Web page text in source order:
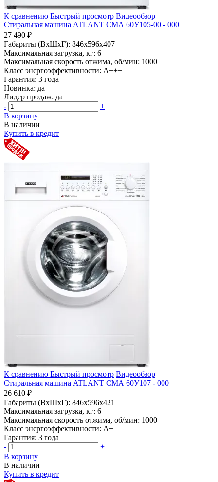
К сравнению Быстрый просмотр Видеообзор
Стиральная машина ATLANT СМА 60У105-00 - 000
27 490 ₽
Габариты (ВхШхГ): 846x596x407
Максимальная загрузка, кг: 6
Максимальная скорость отжима, об/мин: 1000
Класс энергоэффективности: A+++
Гарантия: 3 года
Новинка: да
Лидер продаж: да
-
+
В корзину
В наличии
Купить в кредит
К сравнению Быстрый просмотр Видеообзор
Стиральная машина ATLANT СМА 60У107 - 000
26 610 ₽
Габариты (ВхШхГ): 846x596x421
Максимальная загрузка, кг: 6
Максимальная скорость отжима, об/мин: 1000
Класс энергоэффективности: A+
Гарантия: 3 года
-
+
В корзину
В наличии
Купить в кредит